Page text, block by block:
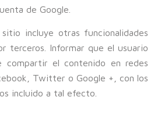
de Google.
incluye otras funcionalidades
terceros. Informar que el usuario
compartir el contenido en redes
Twitter o Google +, con los
incluido a tal efecto.